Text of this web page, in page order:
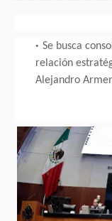
Se busca
relación
Alejandro